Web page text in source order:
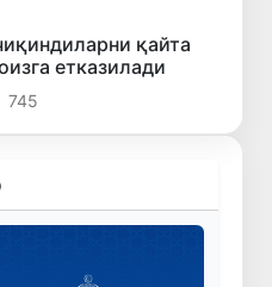
қайта
етказилади
745